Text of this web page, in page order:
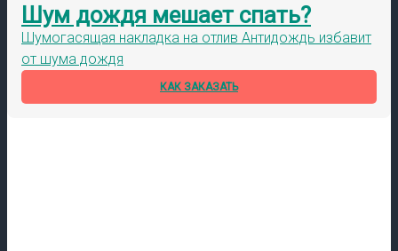
Шум дождя мешает спать?
Шумогасящая накладка на отлив Антидождь избавит
от шума дождя
КАК ЗАКАЗАТЬ